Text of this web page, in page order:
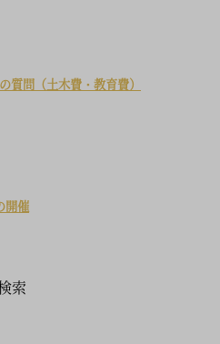
質問（土木費・教育費）
開催
索